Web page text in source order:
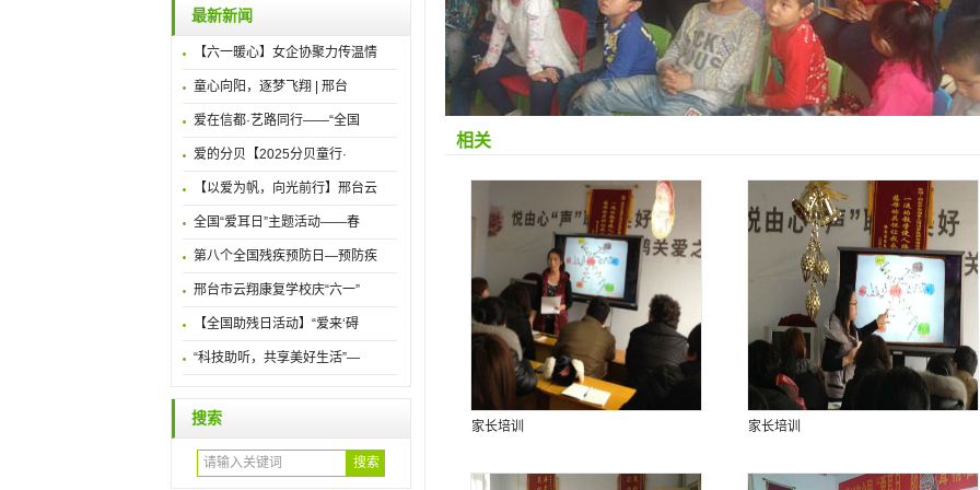
最新新闻
【六一暖心】女企协聚力传温情
童心向阳，逐梦飞翔 | 邢台
爱在信都·艺路同行——“全国
爱的分贝【2025分贝童行·
【以爱为帆，向光前行】邢台云
全国“爱耳日”主题活动——春
第八个全国残疾预防日—预防疾
邢台市云翔康复学校庆“六一”
【全国助残日活动】“爱来‘碍
“科技助听，共享美好生活”—
搜索
相关
家长培训 家长培训